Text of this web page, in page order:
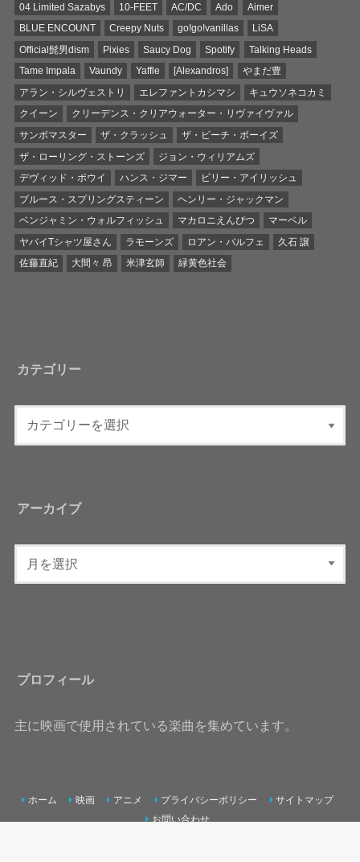
04 Limited Sazabys 10-FEET AC/DC Ado
Aimer
BLUE ENCOUNT
Creepy Nuts go!go!vanillas
LiSA
Official髭男dism
Pixies Saucy Dog Spotify
Talking Heads
Tame Impala
Vaundy Yaffle [Alexandros]
やまだ豊
アラン・シルヴェストリ
エレファントカシマシ
キュウソネコカミ
クイーン
クリーデンス・クリアウォーター・リヴァイヴァル
サンボマスター
ザ・クラッシュ
ザ・ビーチ・ボーイズ
ザ・ローリング・ストーンズ
ジョン・ウィリアムズ
デヴィッド・ボウイ
ハンス・ジマー
ビリー・アイリッシュ
ブルース・スプリングスティーン
ヘンリー・ジャックマン
ベンジャミン・ウォルフィッシュ
マカロニえんぴつ
マーベル
ヤバイTシャツ屋さん
ラモーンズ ロアン・バルフェ
久石 譲
佐藤直紀
大間々 昂 米津玄師 緑黄色社会
カテゴリー
アーカイブ
プロフィール
主に映画で使用されている楽曲を集めています。
ホーム 映画 アニメ プライバシーポリシー
サイトマップ
お問い合わせ